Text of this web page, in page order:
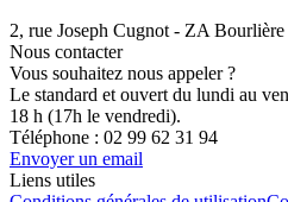
2, rue Joseph Cugnot - ZA
Nous contacter
Vous souhaitez nous appeler ?
Le standard et ouvert du lundi au
18 h (17h le vendredi).
Téléphone : 02 99 62 31 94
Envoyer un email
Liens utiles